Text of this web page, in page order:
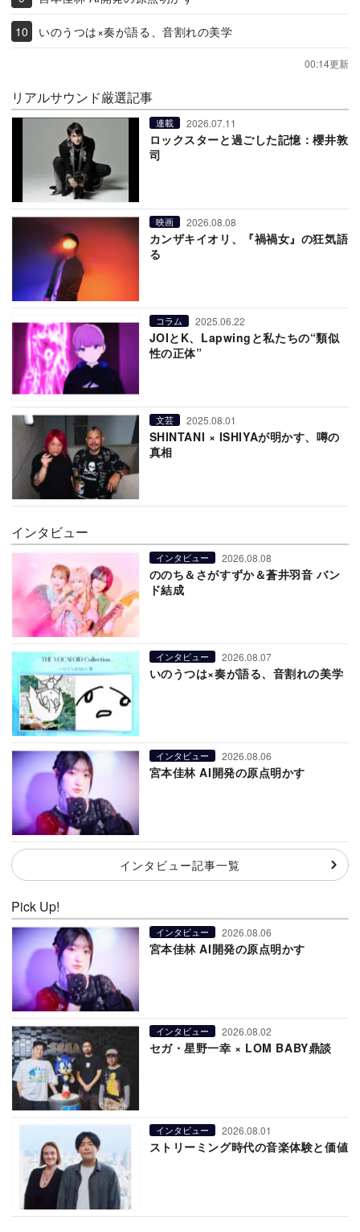
いのうつは×奏が語る、音割れの美学
00:14更新
リアルサウンド厳選記事
連載 2026.07.11
ロックスターと過ごした記憶：櫻井敦
司
映画 2026.08.08
カンザキイオリ、『禍禍女』の狂気語
る
コラム 2025.06.22
JOIとK、Lapwingと私たちの“類似
性の正体”
文芸 2025.08.01
SHINTANI × ISHIYAが明かす、噂の
真相
インタビュー
インタビュー 2026.08.08
ののち＆さがすずか＆蒼井羽音 バン
ド結成
インタビュー 2026.08.07
いのうつは×奏が語る、音割れの美学
インタビュー 2026.08.06
宮本佳林 AI開発の原点明かす
インタビュー記事一覧
Pick Up!
インタビュー 2026.08.06
宮本佳林 AI開発の原点明かす
インタビュー 2026.08.02
セガ・星野一幸 × LOM BABY鼎談
インタビュー 2026.08.01
ストリーミング時代の音楽体験と価値